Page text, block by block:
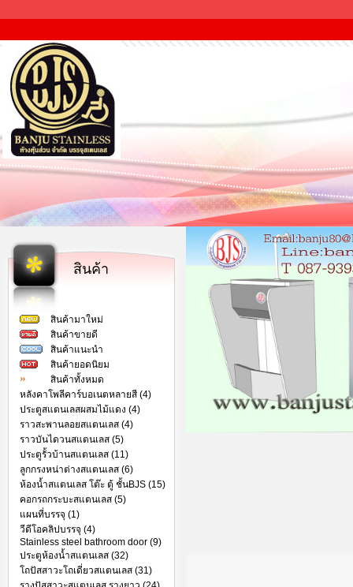
สินค้า
สินค้ามาใหม่
สินค้าขายดี
สินค้าแนะนำ
สินค้ายอดนิยม
สินค้าทั้งหมด
หลังคาโพลีคาร์บอเนตหลายสี (4)
ประตูสแตนเลสผสมไม้แดง (4)
ราวสะพานลอยสแตนเลส (4)
ราวบันไดวนสแตนเลส (5)
ประตูรั้วบ้านสแตนเลส (11)
ลูกกรงหน่าต่างสแตนเลส (6)
ห้องน้ำสแตนเลส โต๊ะ ตู้ ชั้นBJS (15)
คอกรถกระบะสแตนเลส (5)
แผนที่บรรจุ (1)
วีดีโอคลิปบรรจุ (4)
Stainless steel bathroom door (9)
ประตูห้องน้ำสแตนเลส (32)
โถปัสสาวะโถเดี่ยวสแตนเลส (31)